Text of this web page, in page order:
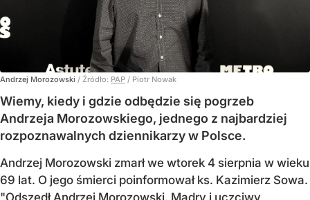
Andrzej Morozowski / Źródło: PAP / Piotr Nowak
Wiemy, kiedy i gdzie odbędzie się pogrzeb
Andrzeja Morozowskiego, jednego z najbardziej
rozpoznawalnych dziennikarzy w Polsce.
Andrzej Morozowski zmarł we wtorek 4 sierpnia w wieku
69 lat. O jego śmierci poinformował ks. Kazimierz Sowa.
"Odszedł Andrzej Morozowski. Mądry i uczciwy